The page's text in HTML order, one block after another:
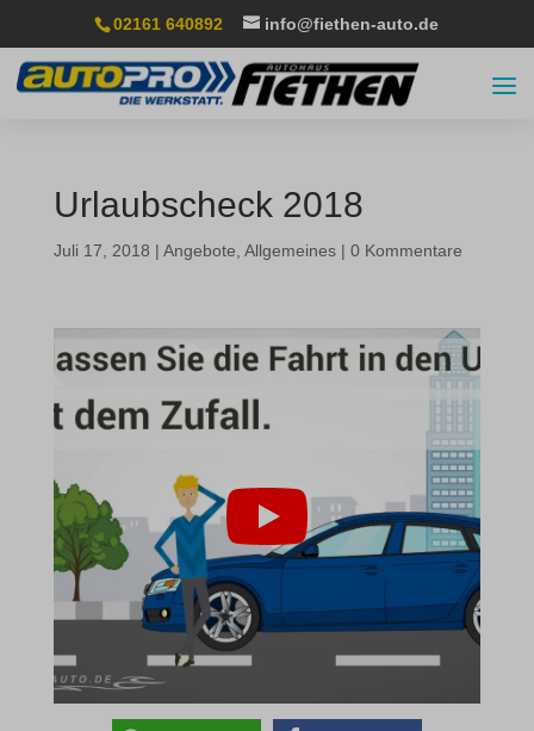
02161 640892 info@fiethen-auto.de
Urlaubscheck 2018
Juli 17, 2018 | Angebote Allgemeines| 0 Kommentare